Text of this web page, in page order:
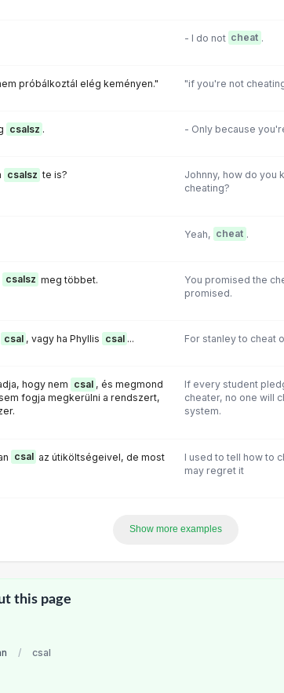
- I do not cheat .
próbálkoztál elég keményen." "if you're not
csalsz . - Only because
csalsz te is?
Johnny, how do you
cheating?
Yeah, cheat .
csalsz meg többet.
You promised the
promised.
csal , vagy ha Phyllis csal ... For stanley to cheat
hogy nem csal , és megmond
fogja megkerülni a rendszert,
If every student
cheater, no one will
system.
csal az útiköltségeivel, de most
I used to tell how to
may regret it
Show more examples
this page
/ csal